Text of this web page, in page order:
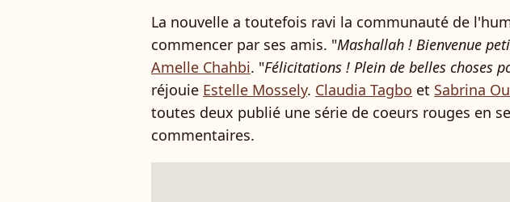
La nouvelle a toutefois ravi la communauté de
commencer par ses amis. "Mashallah ! Bienvenue
Amelle Chahbi. "Félicitations ! Plein de belles choses
réjouie Estelle Mossely. Claudia Tagbo et Sabrina
toutes deux publié une série de coeurs rouges en
commentaires.